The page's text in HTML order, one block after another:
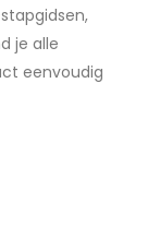
je alle
eenvoudig